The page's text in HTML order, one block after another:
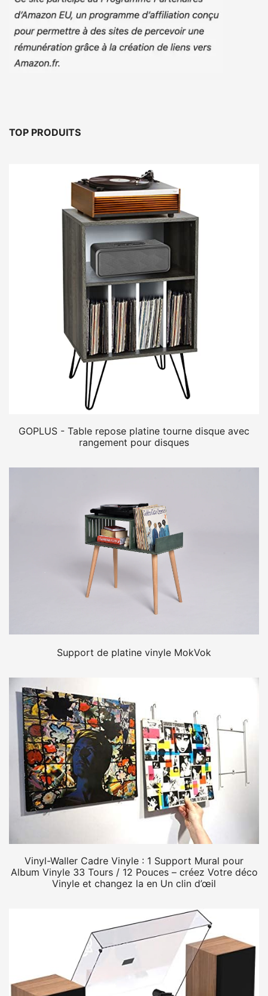
TOP PRODUITS
GOPLUS - Table repose platine tourne disque avec
rangement pour disques
Support de platine vinyle MokVok
Vinyl-Waller Cadre Vinyle : 1 Support Mural pour
Album Vinyle 33 Tours / 12 Pouces – créez Votre déco
Vinyle et changez la en Un clin d’œil